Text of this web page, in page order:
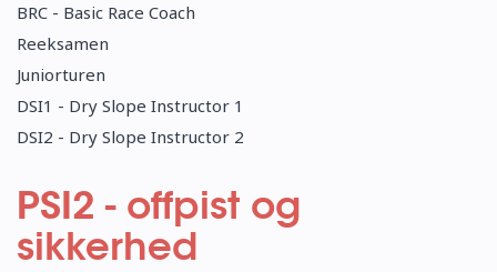
BRC - Basic Race Coach
Reeksamen
Juniorturen
DSI1 - Dry Slope Instructor 1
DSI2 - Dry Slope Instructor 2
PSI2 - offpist og
sikkerhed